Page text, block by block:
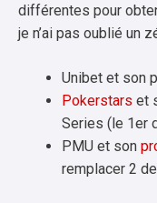
différentes pour
je n’ai pas oublié un
Unibet et son
Pokerstars et
Series (le 1er
PMU et son
remplacer 2